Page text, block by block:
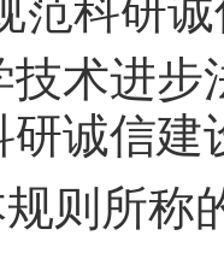
范科研
技术进步
研诚信建
则所称